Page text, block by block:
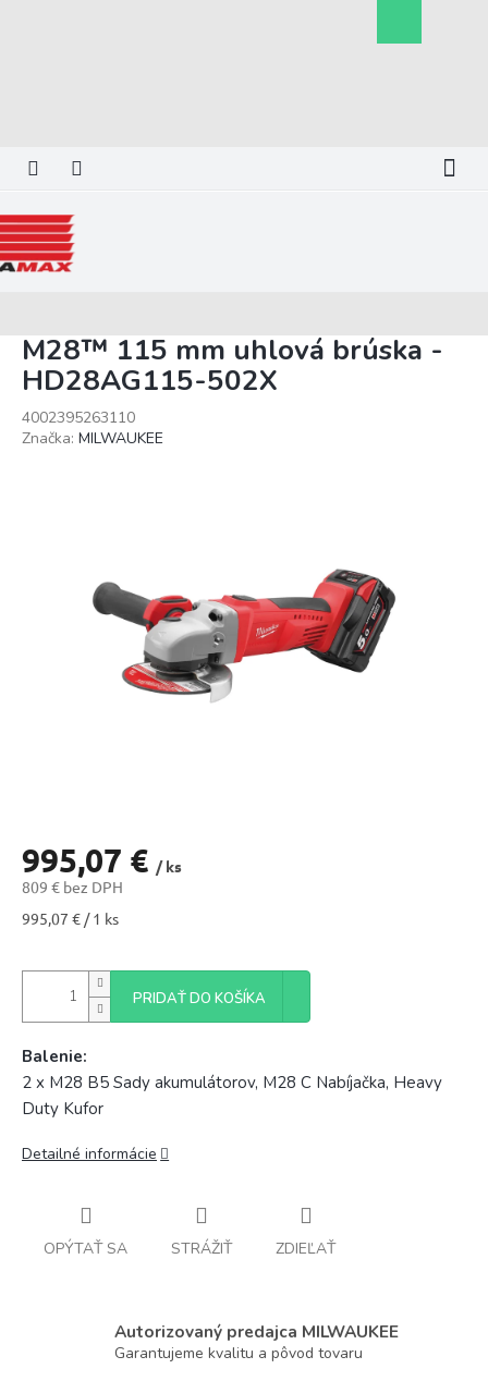
košík
M28™ 115 mm uhlová brúska -
HD28AG115-502X
4002395263110
Značka: MILWAUKEE
995,07 € / ks
809 € bez DPH
Jednotková
995,07 € / 1 ks
PRIDAŤ DO KOŠÍKA
Balenie:
2 x M28 B5 Sady akumulátorov, M28 C Nabíjačka, Heavy
Duty Kufor
Detailné informácie
OPÝTAŤ SA STRÁŽIŤ ZDIEĽAŤ
Autorizovaný predajca MILWAUKEE
Garantujeme kvalitu a pôvod tovaru